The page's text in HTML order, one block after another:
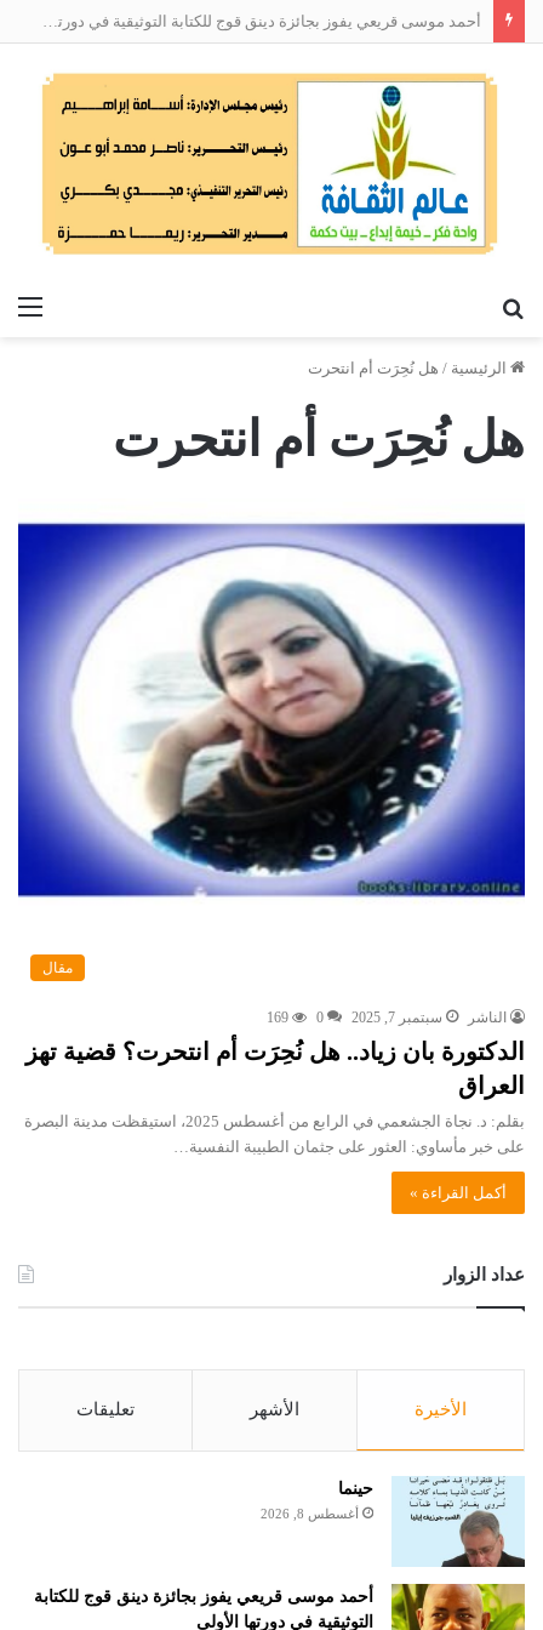
أحمد موسى قريعي يفوز بجائزة دينق قوج للكتابة التوثيقية في دورتها الأولى
الرئيسية / هل نُحِرَت أم انتحرت
هل نُحِرَت أم انتحرت
مقال
الناشر سبتمبر 7, 2025 0
169
الدكتورة بان زياد.. هل نُحِرَت أم انتحرت؟ قضية تهز
العراق
بقلم: د. نجاة الجشعمي في الرابع من أغسطس 2025، استيقظت مدينة البصرة
على خبر مأساوي: العثور على جثمان الطبيبة النفسية…
أكمل القراءة »
عداد الزوار
الأخيرة الأشهر تعليقات
حينما
أغسطس 8, 2026
أحمد موسى قريعي يفوز بجائزة دينق قوج للكتابة
التوثيقية في دورتها الأولى